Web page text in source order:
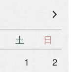
土
日
1 2